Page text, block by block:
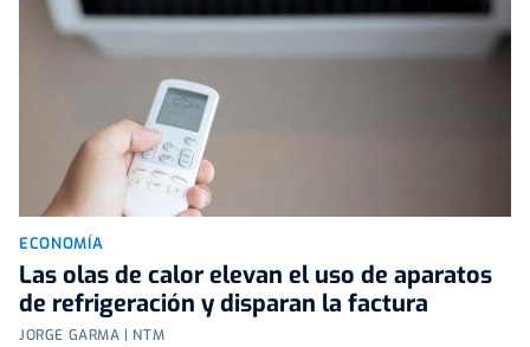
ECONOMÍA
Las olas de calor elevan el uso de aparatos
de refrigeración y disparan la factura
JORGE GARMA | NTM